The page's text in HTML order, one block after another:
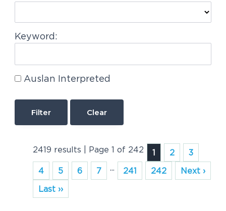
Keyword:
Auslan Interpreted
Clear
2419 results | Page 1 of 242 1 2
3
4
5 6 7 ... 241 242
Next ›
Last ››